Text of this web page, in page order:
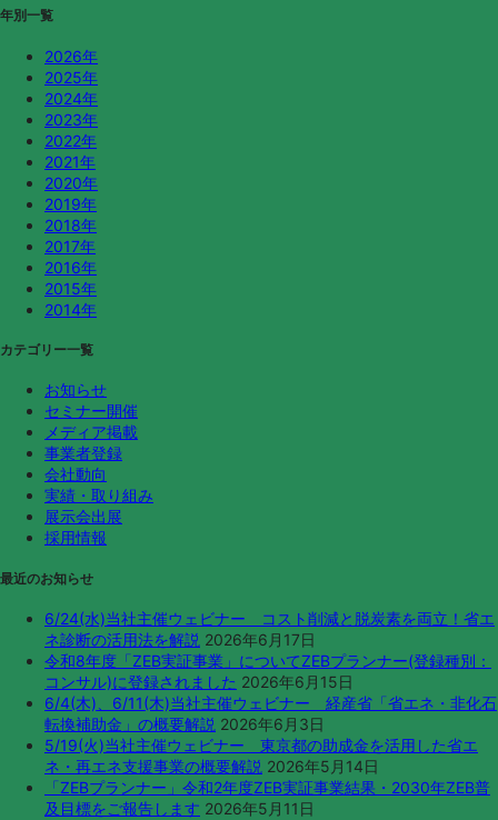
年別一覧
2026年
2025年
2024年
2023年
2022年
2021年
2020年
2019年
2018年
2017年
2016年
2015年
2014年
カテゴリー一覧
お知らせ
セミナー開催
メディア掲載
事業者登録
会社動向
実績・取り組み
展示会出展
採用情報
最近のお知らせ
6/24(水)当社主催ウェビナー コスト削減と脱炭素を両立！省エ
ネ診断の活用法を解説 2026年6月17日
令和8年度「ZEB実証事業」についてZEBプランナー(登録種別：
コンサル)に登録されました 2026年6月15日
6/4(木)、6/11(木)当社主催ウェビナー 経産省「省エネ・非化石
転換補助金」の概要解説 2026年6月3日
5/19(火)当社主催ウェビナー 東京都の助成金を活用した省エ
ネ・再エネ支援事業の概要解説 2026年5月14日
「ZEBプランナー」令和2年度ZEB実証事業結果・2030年ZEB普
及目標をご報告します 2026年5月11日